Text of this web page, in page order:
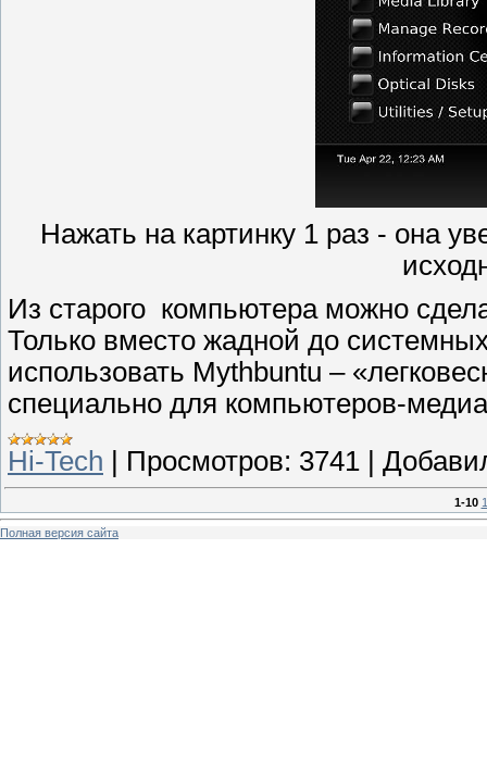
Нажать на картинку 1 раз - она
Из старого компьютера можно
Только вместо жадной до
использовать Mythbuntu –
специально для компьютеров-
Hi-Tech
Просмотров: 3741
1-10
Полная версия сайта